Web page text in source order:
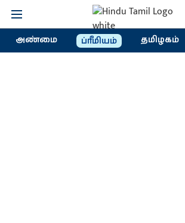
அண்மை ப்ரீமியம் தமிழகம்